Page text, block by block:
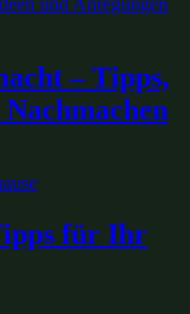
– Tipps,
für Ihr